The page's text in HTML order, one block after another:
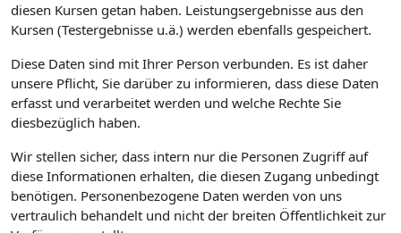
diesen Kursen getan haben. Leistungsergebnisse aus den
Kursen (Testergebnisse u.ä.) werden ebenfalls gespeichert.
Diese Daten sind mit Ihrer Person verbunden. Es ist daher
unsere Pflicht, Sie darüber zu informieren, dass diese Daten
erfasst und verarbeitet werden und welche Rechte Sie
diesbezüglich haben.
Wir stellen sicher, dass intern nur die Personen Zugriff auf
diese Informationen erhalten, die diesen Zugang unbedingt
benötigen. Personenbezogene Daten werden von uns
vertraulich behandelt und nicht der breiten Öffentlichkeit zur